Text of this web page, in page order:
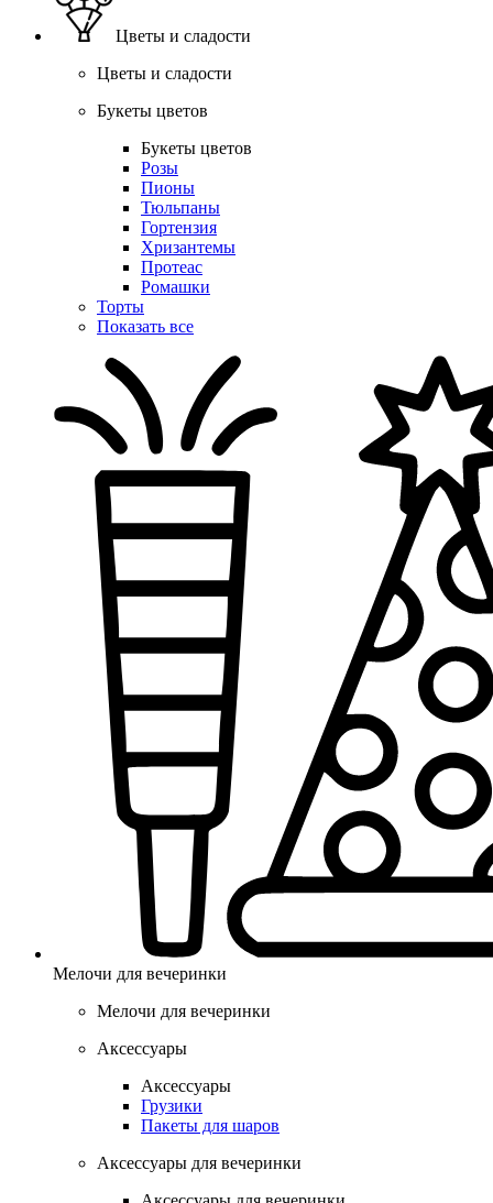
Цветы и сладости
Цветы и сладости
Букеты цветов
Букеты цветов
Розы
Пионы
Тюльпаны
Гортензия
Хризантемы
Протеас
Ромашки
Торты
Показать все
Мелочи для вечеринки
Мелочи для вечеринки
Аксессуары
Аксессуары
Грузики
Пакеты для шаров
Аксессуары для вечеринки